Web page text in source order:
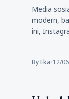
Media
modern,
ini,
By Eka•12/